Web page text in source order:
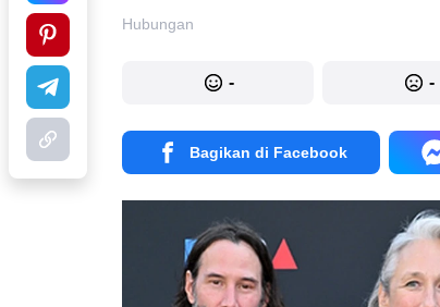
Hubungan
- -
Bagikan di Facebook